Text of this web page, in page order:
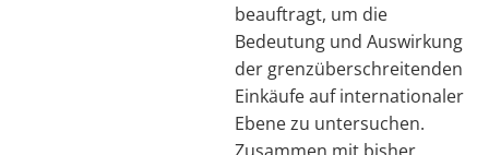
beauftragt, um die
Bedeutung und Auswirkung
der grenzüberschreitenden
Einkäufe auf internationaler
Ebene zu untersuchen.
Zusammen mit bisher